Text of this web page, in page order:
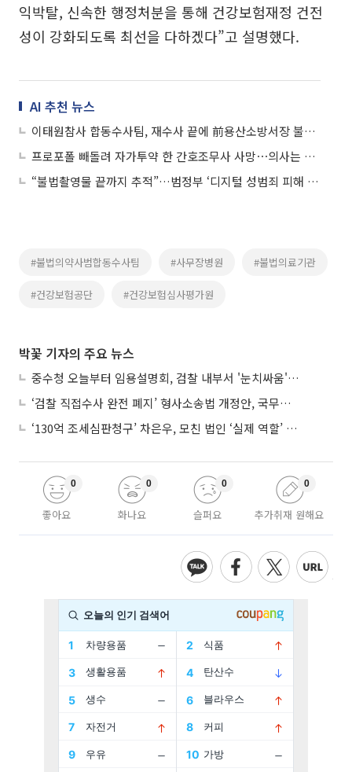
익박탈, 신속한 행정처분을 통해 건강보험재정 건전
성이 강화되도록 최선을 다하겠다”고 설명했다.
AI 추천 뉴스
이태원참사 합동수사팀, 재수사 끝에 前용산소방서장 불구속기소
프로포폴 빼돌려 자가투약 한 간호조무사 사망⋯의사는 허위보고
“불법촬영물 끝까지 추적”…범정부 ‘디지털 성범죄 피해 통합지원단’ 출범
#불법의약사범합동수사팀 #사무장병원 #불법의료기관
#건강보험공단 #건강보험심사평가원
박꽃 기자의 주요 뉴스
중수청 오늘부터 임용설명회, 검찰 내부서 '눈치싸움' 기류변화도
‘검찰 직접수사 완전 폐지’ 형사소송법 개정안, 국무회의 통과
‘130억 조세심판청구’ 차은우, 모친 법인 ‘실제 역할’ 다툴 듯
좋아요
0
화나요
0
슬퍼요
0
추가취재 원해요
0